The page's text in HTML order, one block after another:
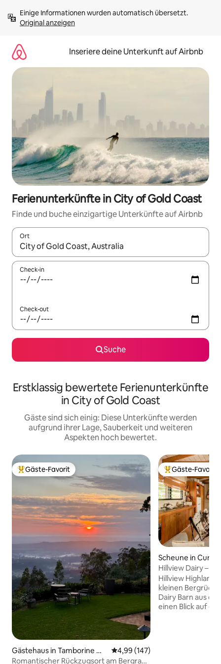
Inhalten
springenOriginal anzeigen
Inseriere deine Unterkunft auf Airbnb
Ferienunterkünfte in City of Gold Coast
Finde und buche einzigartige Unterkünfte auf Airbnb
Ort
Wenn Ergebnisse verfügbar sind, navigiere mit den
Check-in
Check-out
Suche
Erstklassig bewertete Ferienunterkünfte
in City of Gold Coast
Gäste sind sich einig: Diese Unterkünfte werden
aufgrund ihrer Lage, Sauberkeit und weiteren
Aspekten hoch bewertet.
Beliebter Gäste-Favorit.
Gäste-Favorit
Gästehaus in Tamborine Mo
untain
Durchschnittliche Bewertung:
4,99 (147)
Romantischer Rückzugsort am Bergrand
Beliebter Gäste-
Gäste-Favorit
Scheune in
y
Hillview Dairy –
Highland Farm
Hillview Highland
kleinen
Dairy Barn aus
einen Blick auf